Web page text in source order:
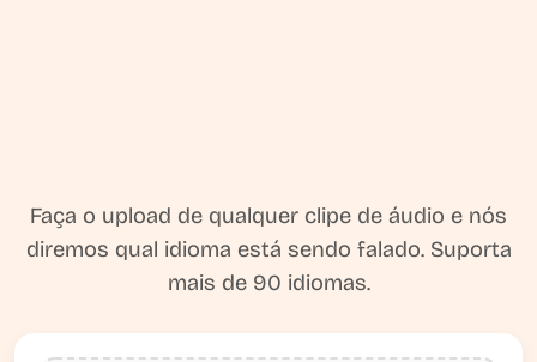
Faça o upload de qualquer clipe de áudio e nós
diremos qual idioma está sendo falado. Suporta
mais de 90 idiomas.